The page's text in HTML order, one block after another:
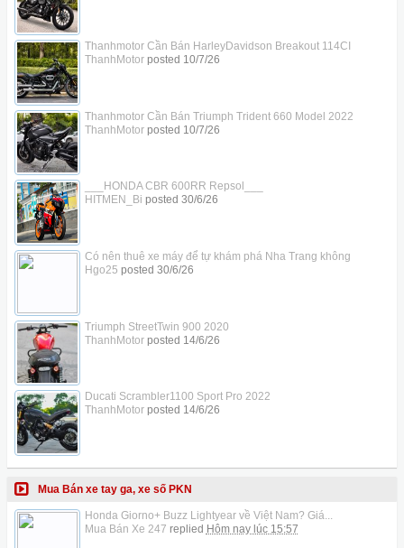
Thanhmotor Cần Bán HarleyDavidson Breakout 114CI
ThanhMotorposted 10/7/26
Thanhmotor Cần Bán Triumph Trident 660 Model 2022
ThanhMotorposted 10/7/26
___HONDA CBR 600RR Repsol___
HITMEN_Bi posted 30/6/26
Có nên thuê xe máy để tự khám phá Nha Trang không
Hgo25 posted 30/6/26
Triumph StreetTwin 900 2020
ThanhMotorposted 14/6/26
Ducati Scrambler1100 Sport Pro 2022
ThanhMotorposted 14/6/26
Mua Bán xe tay ga, xe số PKN
Honda Giorno+ Buzz Lightyear về Việt Nam? Giá...
Mua Bán Xe 247 replied Hôm nay lúc 15:57